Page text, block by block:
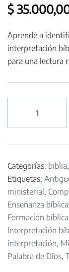
El
original
era:
$
Aprendé a
interpretación
para una lectura
leer
la
cantidad
Categorías: biblia,
Etiquetas:
ministerial ,
Enseñanza bíblica
Formación bíblica
Interpretación
interpretación,
Palabra de Dios,